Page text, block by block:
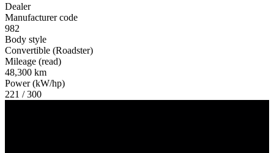
Dealer
Manufacturer code
982
Body style
Convertible (Roadster)
Mileage (read)
48,300 km
Power (kW/hp)
221 / 300